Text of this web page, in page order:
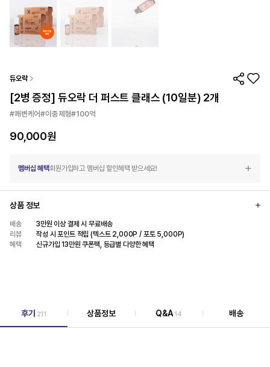
듀오락
[2병 증정] 듀오락 더 퍼스트 클래스 (10일분) 2개
#쾌변케어#이중제형#100억
90,000원
멤버십 혜택회원가입하고 멤버십 할인혜택 받으세요!
상품 정보
배송
3만원 이상 결제 시 무료배송
리뷰
작성 시 포인트 적립 (텍스트 2,000P / 포토 5,000P)
혜택
신규가입 13만원 쿠폰팩, 등급별 다양한 혜택
후기 211 상품정보 Q&A14 배송